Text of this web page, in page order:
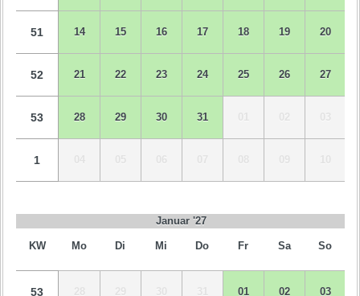
51 14 15 16 17 18 19 20
52 21 22 23 24 25 26 27
53 28 29 30 31 01 02 03
1 05 06 09 10
Januar '27
KW Mo Di Mi Do Fr Sa So
53 28 29 30 31 01 02 03